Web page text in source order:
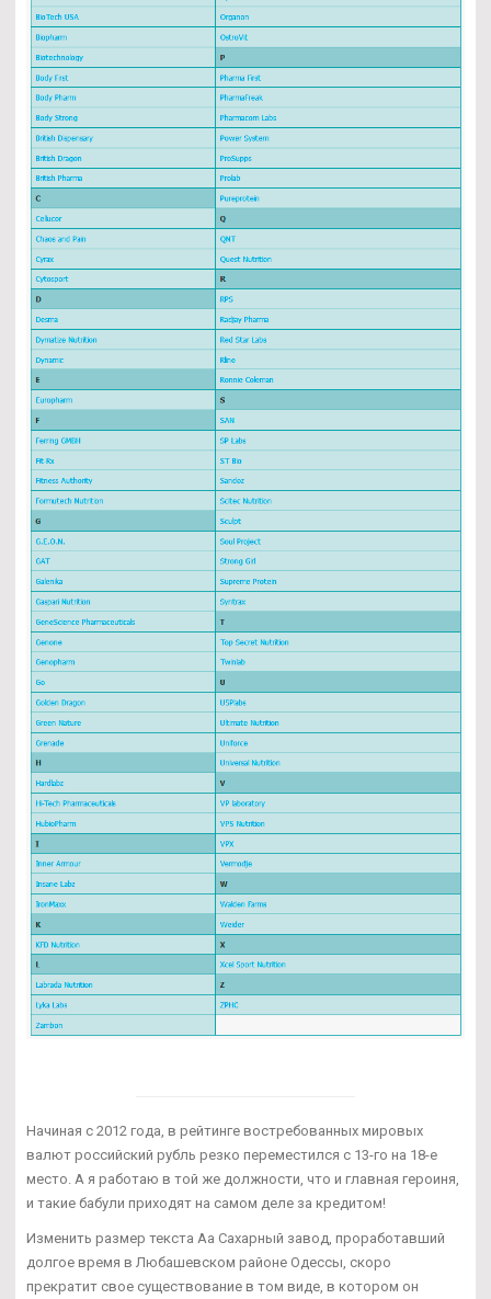
Начиная с 2012 года, в рейтинге востребованных мировых
валют российский рубль резко переместился с 13-го на 18-е
место. А я работаю в той же должности, что и главная героиня,
и такие бабули приходят на самом деле за кредитом!
Изменить размер текста Аа Сахарный завод, проработавший
долгое время в Любашевском районе Одессы, скоро
прекратит свое существование в том виде, в котором он